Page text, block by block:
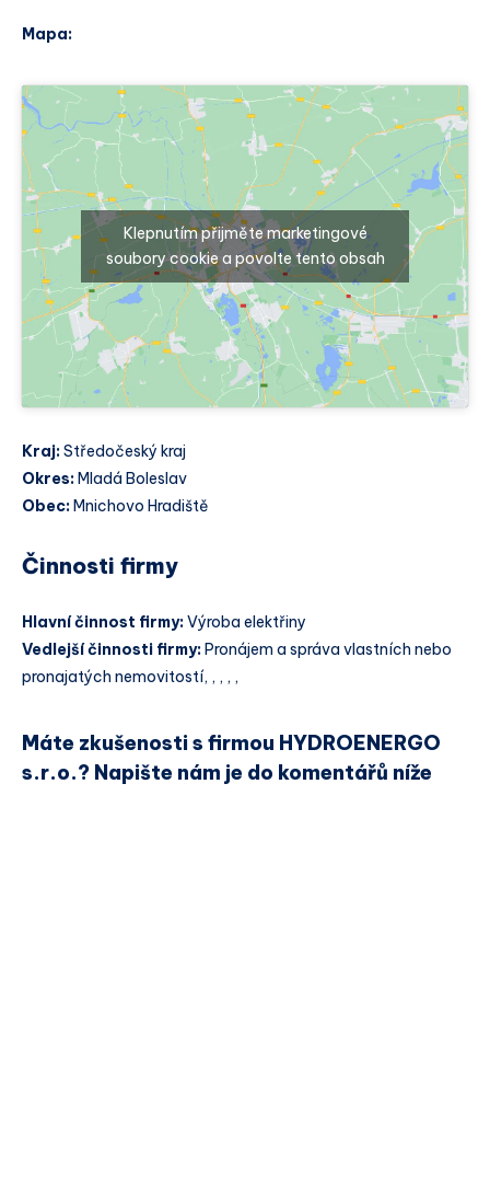
Mapa:
Klepnutím přijměte marketingové
soubory cookie a povolte tento obsah
Kraj:Středočeský kraj
Okres: Mladá Boleslav
Obec: Mnichovo Hradiště
Činnosti firmy
Hlavní činnost firmy:Výroba elektřiny
Vedlejší činnosti firmy:Pronájem a správa vlastních nebo
pronajatých nemovitostí, , , , ,
Máte zkušenosti s firmou HYDROENERGO
s.r.o.? Napište nám je do komentářů níže